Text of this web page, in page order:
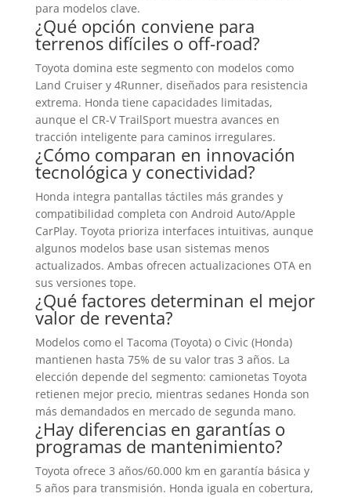
para modelos clave.
¿Qué opción conviene para
terrenos difíciles o off-road?
Toyota domina este segmento con modelos como
Land Cruiser y 4Runner, diseñados para resistencia
extrema. Honda tiene capacidades limitadas,
aunque el CR-V TrailSport muestra avances en
tracción inteligente para caminos irregulares.
¿Cómo comparan en innovación
tecnológica y conectividad?
Honda integra pantallas táctiles más grandes y
compatibilidad completa con Android Auto/Apple
CarPlay. Toyota prioriza interfaces intuitivas, aunque
algunos modelos base usan sistemas menos
actualizados. Ambas ofrecen actualizaciones OTA en
sus versiones tope.
¿Qué factores determinan el mejor
valor de reventa?
Modelos como el Tacoma (Toyota) o Civic (Honda)
mantienen hasta 75% de su valor tras 3 años. La
elección depende del segmento: camionetas Toyota
retienen mejor precio, mientras sedanes Honda son
más demandados en mercado de segunda mano.
¿Hay diferencias en garantías o
programas de mantenimiento?
Toyota ofrece 3 años/60.000 km en garantía básica y
5 años para transmisión. Honda iguala en cobertura,